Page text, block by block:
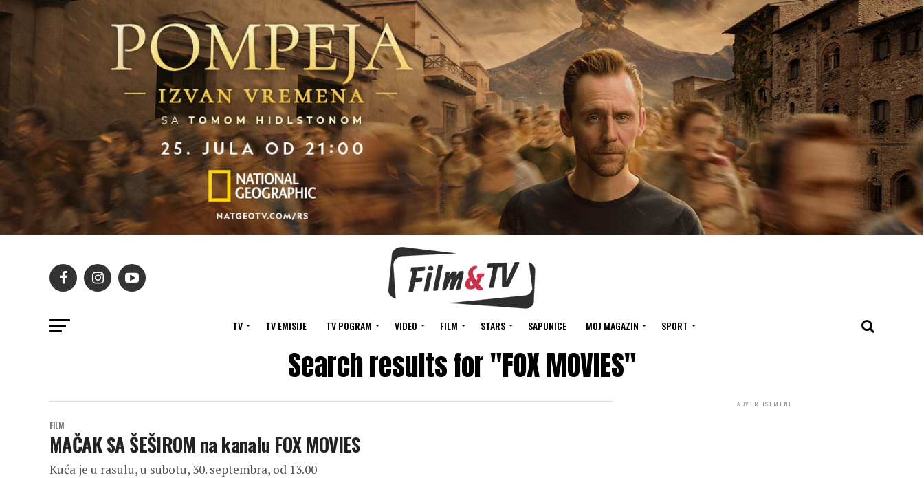
TV TV EMISIJE TV POGRAM VIDEO FILM STARS SAPUNICE MOJ MAGAZIN SPORT
Search results for "FOX MOVIES"
FILM
MAČAK SA ŠEŠIROM na kanalu FOX MOVIES
Kuća je u rasulu, u subotu, 30. septembra, od 13.00
ADVERTISEMENT